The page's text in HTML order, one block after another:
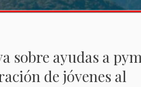
sobre ayudas a
de jóvenes al